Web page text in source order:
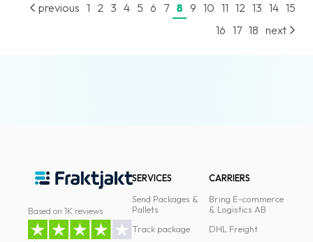
previous 1 2 3 4 5 6 7 8 9 10 11 12 13 14 15
16 17 18 next
Based on 1K reviews
SERVICES
Send Packages &
Pallets
Track package
CARRIERS
Bring E-commerce
& Logistics AB
DHL Freight